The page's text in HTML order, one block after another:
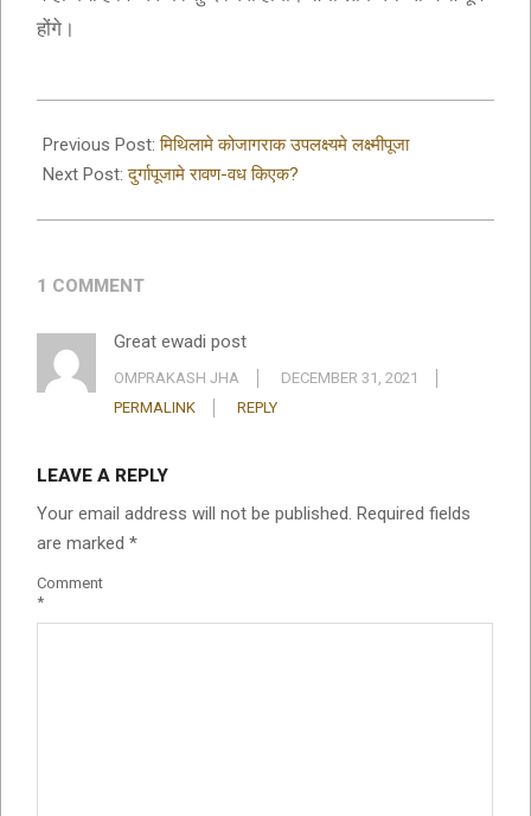
होंगे।
09-
08
Previous Post:मिथिलामे कोजागराक उपलक्ष्यमे लक्ष्मीपूजा
Next Post:दुर्गापूजामे रावण-वध किएक?
1 COMMENT
Great ewadi post
OMPRAKASH JHA
DECEMBER 31, 2021
PERMALINK
REPLY
LEAVE A REPLY
Your email address will not be published. Required fields
are marked *
Comment
*